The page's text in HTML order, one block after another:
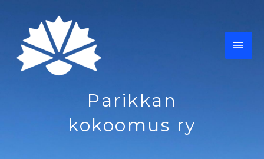
Parikkan
kokoomus ry